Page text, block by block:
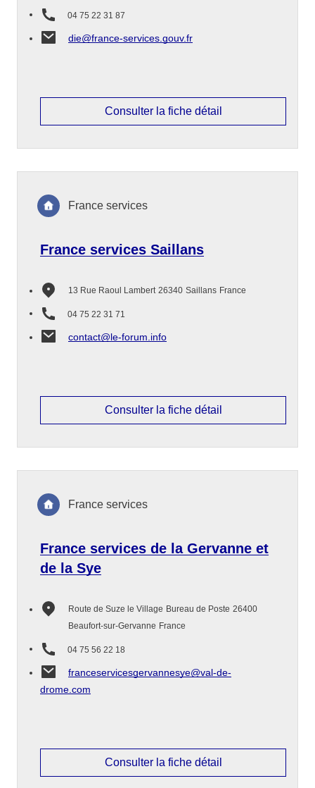
04 75 22 31 87
die@france-services.gouv.fr
Consulter la fiche détail
France services Saillans
13 Rue Raoul Lambert 26340 Saillans France
04 75 22 31 71
contact@le-forum.info
France services
Consulter la fiche détail
France services de la Gervanne et
de la Sye
Route de Suze le Village Bureau de Poste 26400
Beaufort-sur-Gervanne France
04 75 56 22 18
franceservicesgervannesye@val-de-
drome.com
France services
Consulter la fiche détail